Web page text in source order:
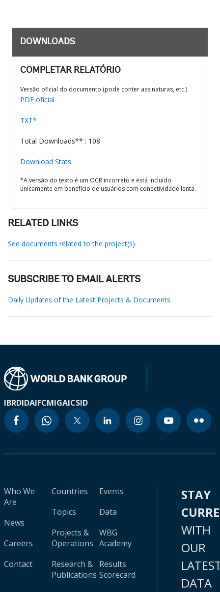
DOWNLOADS
COMPLETAR RELATÓRIO
Versão oficial do documento (pode conter assinaturas, etc.)
PDF oficial
TXT*
Total Downloads** : 108
Download Stats
*A versão do texto é um OCR incorreto e está incluído
unicamente em benefício de usuários com conectividade lenta.
RELATED LINKS
See documents related to the project(s)
SUBSCRIBE TO EMAIL ALERTS
Daily Updates of the Latest Projects & Documents
IBRDIDAIFCMIGAICSID
Who We
Are
News
Careers
Contact
Countries
Topics
Projects &
Operations
Research &
Publications
Events
Data
WBG
Academy
Results
Scorecard
STAY
WITH
OUR
DATA